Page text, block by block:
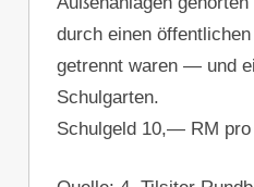
durch einen
getrennt waren — und
Schulgarten.
Schulgeld 10,— RM pro